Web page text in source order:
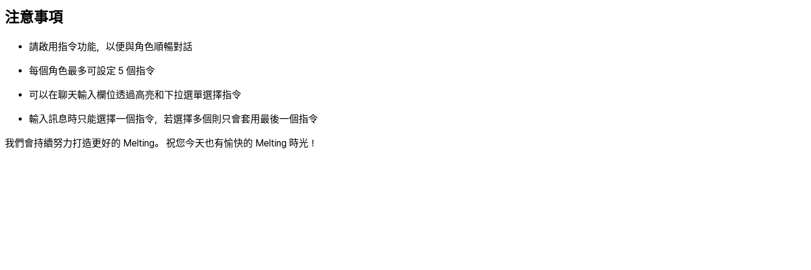
注意事項
請啟用指令功能，以便與角色順暢對話
每個角色最多可設定 5 個指令
可以在聊天輸入欄位透過高亮和下拉選單選擇指令
輸入訊息時只能選擇一個指令，若選擇多個則只會套用最後一個指令
我們會持續努力打造更好的 Melting。 祝您今天也有愉快的 Melting 時光！